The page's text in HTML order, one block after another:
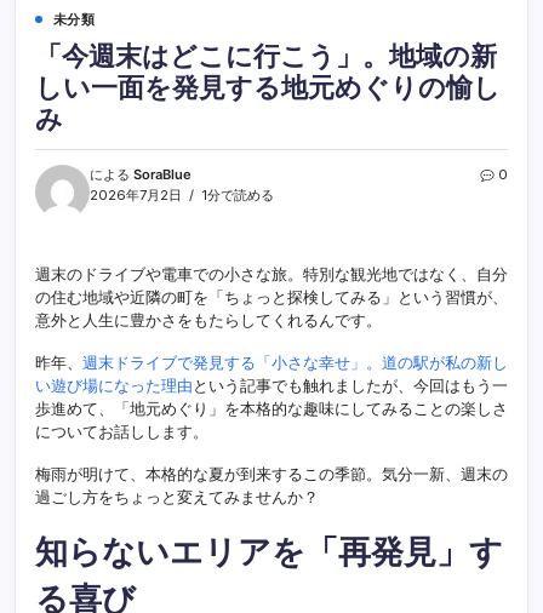
未分類
「今週末はどこに行こう」。地域の新
しい一面を発見する地元めぐりの愉し
み
による SoraBlue
2026年7月2日
1分で読める
0
週末のドライブや電車での小さな旅。特別な観光地ではなく、自分
の住む地域や近隣の町を「ちょっと探検してみる」という習慣が、
意外と人生に豊かさをもたらしてくれるんです。
昨年、 週末ドライブで発見する「小さな幸せ」。道の駅が私の新し
い遊び場になった理由 という記事でも触れましたが、今回はもう一
歩進めて、「地元めぐり」を本格的な趣味にしてみることの楽しさ
についてお話しします。
梅雨が明けて、本格的な夏が到来するこの季節。気分一新、週末の
過ごし方をちょっと変えてみませんか？
知らないエリアを「再発見」す
る喜び